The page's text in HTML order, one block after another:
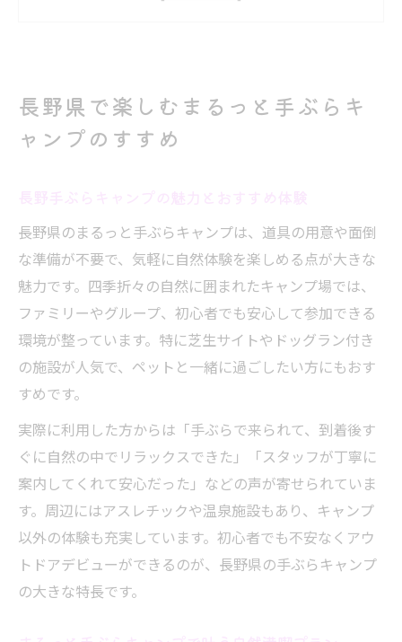
の楽しみ方
家族や友人と気軽に始める長野手ぶら体験
長野県で手ぶら自然体験が人気の理由
手ぶらで体験できる長野のアウトドア魅力
紹介
自然体験初心者に最適な手ぶらキャンプと
は
家族で気軽に始める長野の手ぶらキャンプ体験
家族で手ぶらキャンプに挑戦する長野県の
魅力
まるっと手ぶらキャンプで家族体験を手軽
に実現
長野県で家族におすすめの手ぶらキャンプ
長野県で楽しむまるっと手ぶらキ
ャンプのすすめ
長野県のまるっと手ぶらキャンプは、道具の用意や面倒
な準備が不要で、気軽に自然体験を楽しめる点が大きな
魅力です。四季折々の自然に囲まれたキャンプ場では、
ファミリーやグループ、初心者でも安心して参加できる
環境が整っています。特に芝生サイトやドッグラン付き
の施設が人気で、ペットと一緒に過ごしたい方にもおす
すめです。
実際に利用した方からは「手ぶらで来られて、到着後す
ぐに自然の中でリラックスできた」「スタッフが丁寧に
案内してくれて安心だった」などの声が寄せられていま
す。周辺にはアスレチックや温泉施設もあり、キャンプ
以外の体験も充実しています。初心者でも不安なくアウ
トドアデビューができるのが、長野県の手ぶらキャンプ
の大きな特長です。